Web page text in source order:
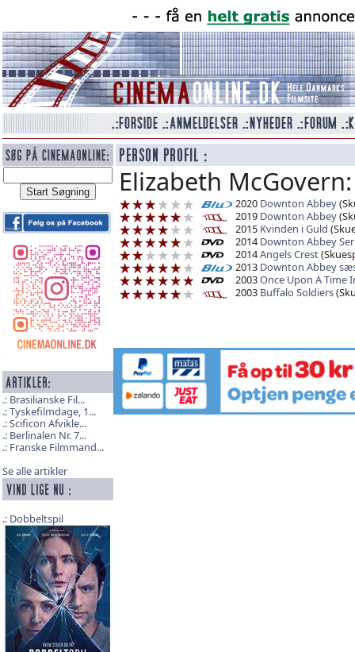
Brasilianske Fil...
Tyskefilmdage, 1...
Scificon Afvikle...
Berlinalen Nr. 7...
Franske Filmmand...
Se alle artikler
Dobbeltspil
Elizabeth McGovern:
2020 Downton Abbey
2019 Downton Abbey
2015 Kvinden i Guld
2014 Downton Abbey
2014Angels Crest
2013 Downton Abbey
2003Once Upon A Time
2003 Buffalo Soldiers